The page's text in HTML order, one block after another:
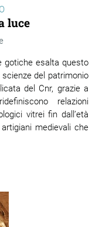
luce
gotiche esalta questo
del patrimonio
del Cnr, grazie a
relazioni
vitrei fin dall’età
medievali che